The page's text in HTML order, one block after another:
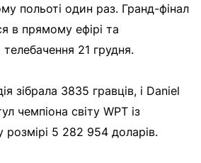
польоті один раз. Гранд-фінал
в прямому ефірі та
21 грудня.
зібрала 3835 гравців, і Daniel
чемпіона світу WPT із
5 282 954 доларів.